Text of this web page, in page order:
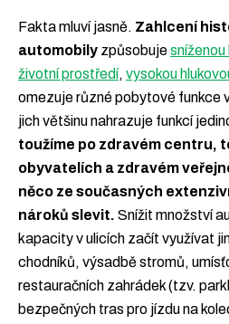
Fakta mluví jasně. Zahlcení
automobily způsobuje
životní prostředí, vysokou
omezuje různé pobytové funkce
jich většinu nahrazuje funkcí
toužíme po zdravém centru,
obyvatelích a zdravém
něco ze současných
nároků slevit. Snížit množství
kapacity v ulicích začít využívat
chodníků, výsadbě stromů,
restauračních zahrádek (tzv.
bezpečných tras pro jízdu na